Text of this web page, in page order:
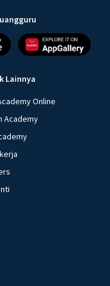
Lainnya
Online
Academy